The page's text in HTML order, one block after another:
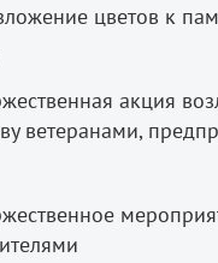
цветов к
акция
ветеранами,